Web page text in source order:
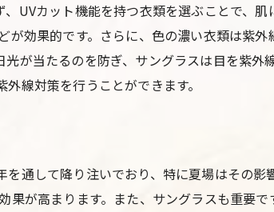
最小限に抑える方法
ージとは
外線対策アイテム
外線ケア
を高めるライフスタイル
UVカット機能を持つ衣類を選ぶことで、
効果的です。さらに、色の濃い衣類は紫
が当たるのを防ぎ、サングラスは目を紫外
線対策を行うことができます。
通して降り注いでおり、特に夏場はその影
が高まります。また、サングラスも重要